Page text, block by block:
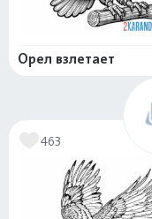
Орел взлетает
463